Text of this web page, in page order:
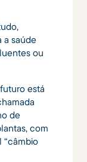
a saúde
ou
está
de
com
“câmbio